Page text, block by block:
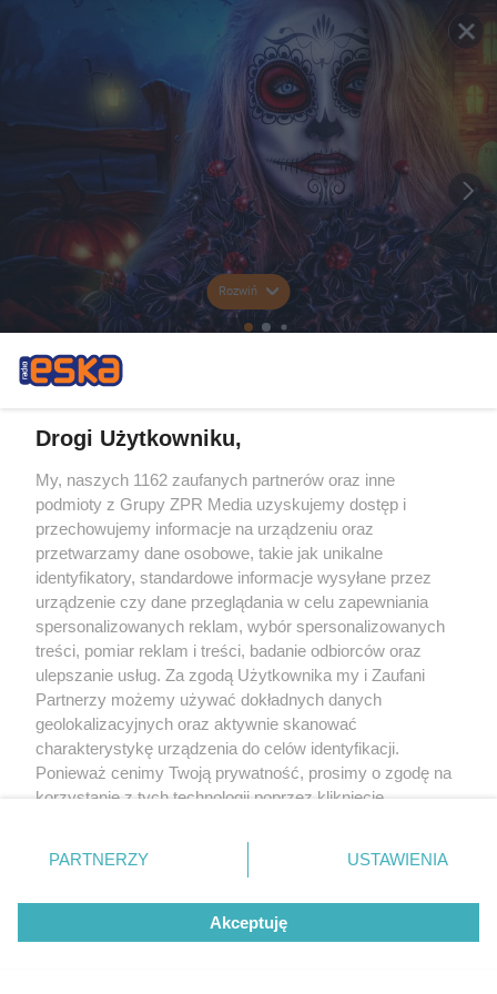
Rozwiń
Drogi Użytkowniku,
My, naszych 1162 zaufanych partnerów oraz inne
podmioty z Grupy ZPR Media uzyskujemy dostęp i
przechowujemy informacje na urządzeniu oraz
przetwarzamy dane osobowe, takie jak unikalne
identyfikatory, standardowe informacje wysyłane przez
urządzenie czy dane przeglądania w celu zapewniania
spersonalizowanych reklam, wybór spersonalizowanych
treści, pomiar reklam i treści, badanie odbiorców oraz
ulepszanie usług. Za zgodą Użytkownika my i Zaufani
Partnerzy możemy używać dokładnych danych
geolokalizacyjnych oraz aktywnie skanować
charakterystykę urządzenia do celów identyfikacji.
Ponieważ cenimy Twoją prywatność, prosimy o zgodę na
korzystanie z tych technologii poprzez kliknięcie
zmienić/wycofać klikając przycisk ustawień prywatności
znajdujący się w lewym dolnym rogu strony
rodzaje przetwarzania danych nie wymagają zgody
użytkownika, ale masz prawo sprzeciwić się takiemu
przetwarzaniu. Preferencje będą miały zastosowanie tylko
PARTNERZY USTAWIENIA
Akceptuję